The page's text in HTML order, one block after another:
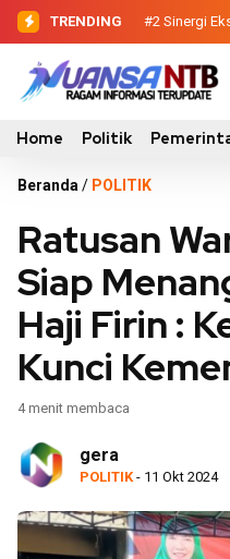
TRENDING #2
Wabup
#3 Dewan
305 Siswa
Home Politik
Beranda / POLITIK
Ratusan
Siap
Haji Firin :
Kunci
4 menit membaca
gera
POLITIK - 11 Okt 2024